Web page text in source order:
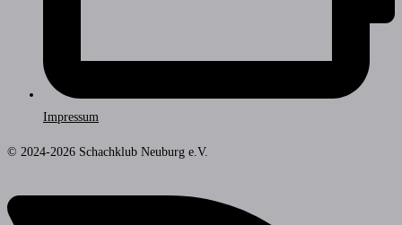
Impressum
© 2024-2026 Schachklub Neuburg e.V.